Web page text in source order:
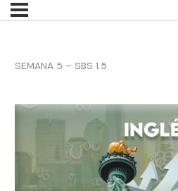
SEMANA 5 – SBS 1.5